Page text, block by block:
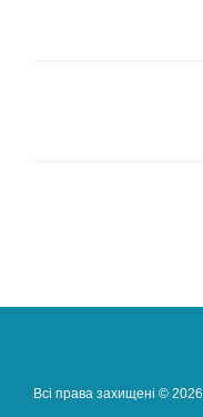
Всі права захищені © 2026